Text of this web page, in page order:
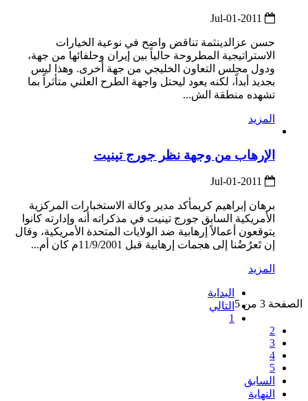
حسن عزالدينثمة تناقض واضح في نوعية الخيارات
الاستراتيجية المطروحة حالياً بين إيران وحلفائها من جهة،
ودول مجلس التعاون الخليجي من جهة أخرى. وهذا ليس
بجديد أبداً، لكنه يعود ليحتل واجهة الطرح العلني متأثراً بما
تشهده منطقة الش...
المزيد
الإرهاب من وجهة نظر جورج تينيت
برهان إبراهيم كريمأكد مدير وكالة الاستخبارات المركزية
الأمريكية السابق جورج تينيت في مذكراته أنه وإدارته كانوا
يتوقعون أعمالاً إرهابية ضد الولايات المتحدة الأمريكية، وقال
إن تَعرُضُنا إلى هجمات إرهابية قبل 11/9/2001م كان أم...
المزيد
الصفحة 3 من 5
البداية
التالي
1
2
3
4
5
السابق
النهاية